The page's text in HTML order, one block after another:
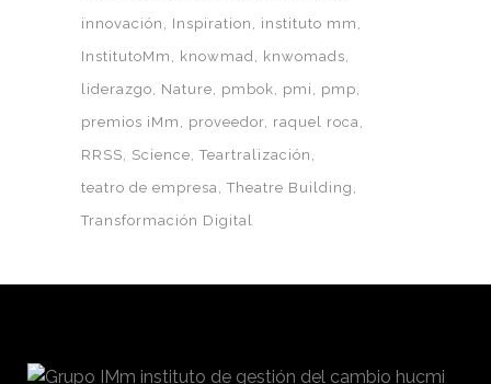
innovación
Inspiration
instituto mm
InstitutoMm
knowmad
knwomads
liderazgo
Nature pmbok pmi
pmp
premios iMm
proveedor raquel roca
RRSS
Science Teartralización
teatro de empresa Theatre Building
Transformación Digital